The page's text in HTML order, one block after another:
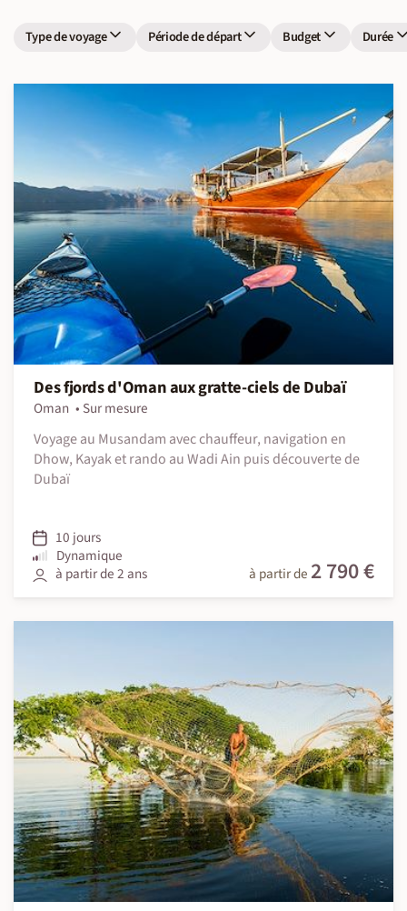
Type de voyage Période de départ Budget Durée
Des fjords d'Oman aux gratte-ciels de Dubaï
Oman
Sur mesure
Voyage au Musandam avec chauffeur, navigation en
Dhow, Kayak et rando au Wadi Ain puis découverte de
Dubaï
10 jours
Dynamique
à partir de 2 ans
à partir de 2 790 €